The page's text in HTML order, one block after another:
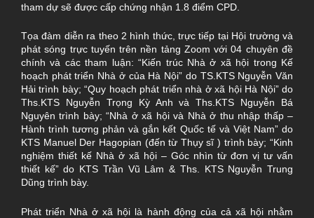
tham dự sẽ được cấp chứng nhận 1.8 điểm CPD.
Tọa đàm diễn ra theo 2 hình thức, trực tiếp tại Hội trường và
phát sóng trực tuyến trên nền tảng Zoom với 04 chuyên đề
chính và các tham luận: “Kiến trúc Nhà ở xã hội trong Kế
hoạch phát triển Nhà ở của Hà Nội” do TS.KTS Nguyễn Văn
Hải trình bày; “Quy hoạch phát triển nhà ở xã hội Hà Nội” do
Ths.KTS Nguyễn Trọng Kỳ Anh và Ths.KTS Nguyễn Bá
Nguyên trình bày; “Nhà ở xã hội và Nhà ở thu nhập thấp –
Hành trình tương phản và gắn kết Quốc tế và Việt Nam” do
KTS Manuel Der Hagopian (đến từ Thụy sĩ ) trình bày; “Kinh
nghiệm thiết kế Nhà ở xã hội – Góc nhìn từ đơn vị tư vấn
thiết kế” do KTS Trần Vũ Lâm & Ths. KTS Nguyễn Trung
Dũng trình bày.
Phát triển Nhà ở xã hội là hành động của cả xã hội nhằm